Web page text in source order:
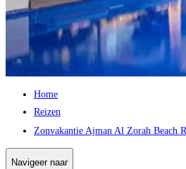
Home
Reizen
Zonvakantie Ajman Al Zorah Beach
Navigeer naar